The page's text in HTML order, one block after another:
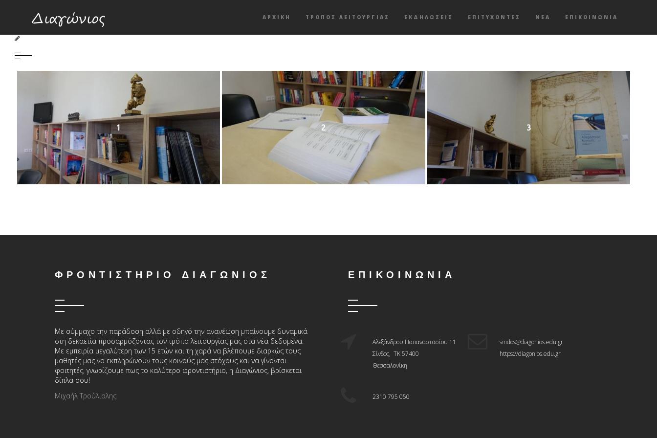
ΑΡΧΙΚΗ ΤΡΌΠΟΣ ΛΕΙΤΟΥΡΓΊΑΣ ΕΚΔΗΛΏΣΕΙΣ ΕΠΙΤΥΧΌΝΤΕΣ ΝΈΑ ΕΠΙΚΟΙΝΩΝΊΑ
Βιβλιοθήκη
1 2 3
ΦΡΟΝΤΙΣΤΗΡΙΟ ΔΙΑΓΩΝΙΟΣ
Με σύμμαχο την παράδοση αλλά με οδηγό την ανανέωση μπαίνουμε δυναμικά
στη δεκαετία προσαρμόζοντας τον τρόπο λειτουργίας μας στα νέα δεδομένα.
Με εμπειρία μεγαλύτερη των 15 ετών και τη χαρά να βλέπουμε διαρκώς τους
μαθητές μας να εκπληρώνουν τους κοινούς μας στόχους και να γίνονται
φοιτητές, γνωρίζουμε πως το καλύτερο φροντιστήριο, η Διαγώνιος, βρίσκεται
δίπλα σου!
Μιχαήλ Τρούλιαλης
ΕΠΙΚΟΙΝΩΝΊΑ
Αλεξάνδρου Παπαναστασίου 11
Σίνδος, ΤΚ 57400
Θεσσαλονίκη
sindos@diagonios.edu.gr
https://diagonios.edu.gr
2310 795 050